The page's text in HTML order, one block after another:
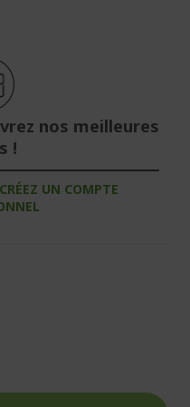
nos meilleures
!
CRÉEZ UN COMPTE